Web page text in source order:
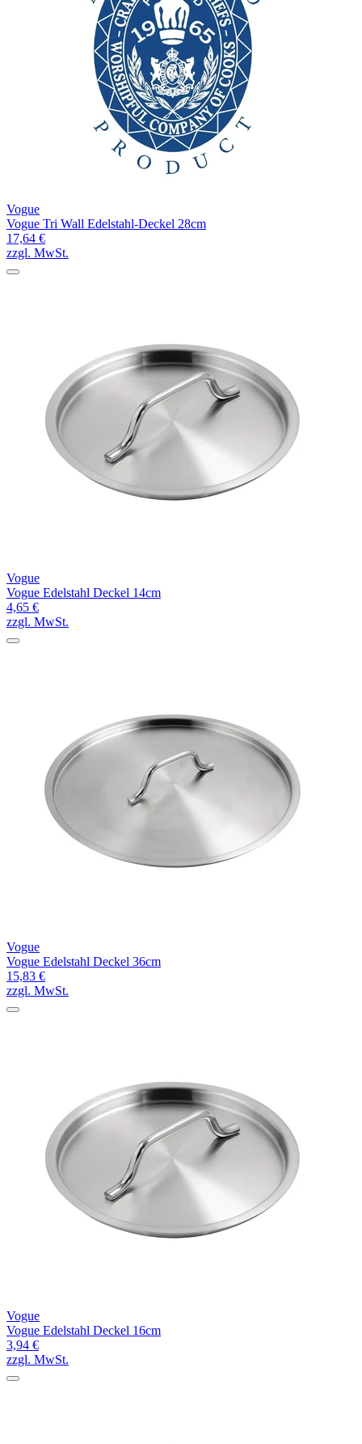
Vogue
Vogue Tri Wall Edelstahl-Deckel 28cm
17,64 €
zzgl. MwSt.
Vogue
Vogue Edelstahl Deckel 14cm
4,65 €
zzgl. MwSt.
Vogue
Vogue Edelstahl Deckel 36cm
15,83 €
zzgl. MwSt.
Vogue
Vogue Edelstahl Deckel 16cm
3,94 €
zzgl. MwSt.